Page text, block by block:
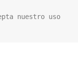
nuestro uso